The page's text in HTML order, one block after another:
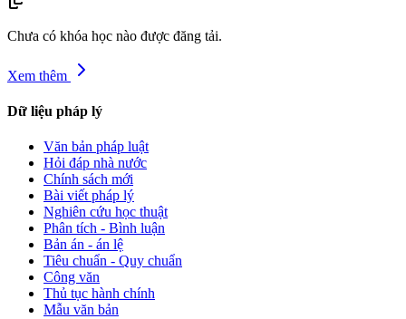
Chưa có khóa học nào được đăng tải.
Xem thêm
Dữ liệu pháp lý
Văn bản pháp luật
Hỏi đáp nhà nước
Chính sách mới
Bài viết pháp lý
Nghiên cứu học thuật
Phân tích - Bình luận
Bản án - án lệ
Tiêu chuẩn - Quy chuẩn
Công văn
Thủ tục hành chính
Mẫu văn bản